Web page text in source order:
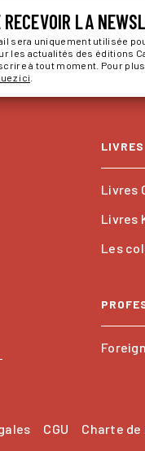
LA
sera uniquement utilisée
les actualités des éditions
à tout moment. Pour plus
ici
LIVRES
Livres
Livres
Les
CGU Charte